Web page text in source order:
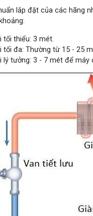
lắp đặt của các hãng
tối thiểu: 3 mét.
tối đa: Thường từ 15 - 25
lý tưởng: 3 - 7 mét để máy